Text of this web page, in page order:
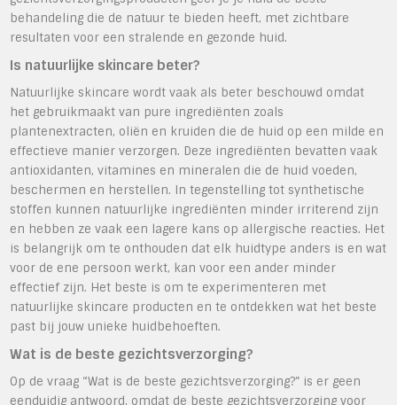
behandeling die de natuur te bieden heeft, met zichtbare
resultaten voor een stralende en gezonde huid.
Is natuurlijke skincare beter?
Natuurlijke skincare wordt vaak als beter beschouwd omdat
het gebruikmaakt van pure ingrediënten zoals
plantenextracten, oliën en kruiden die de huid op een milde en
effectieve manier verzorgen. Deze ingrediënten bevatten vaak
antioxidanten, vitamines en mineralen die de huid voeden,
beschermen en herstellen. In tegenstelling tot synthetische
stoffen kunnen natuurlijke ingrediënten minder irriterend zijn
en hebben ze vaak een lagere kans op allergische reacties. Het
is belangrijk om te onthouden dat elk huidtype anders is en wat
voor de ene persoon werkt, kan voor een ander minder
effectief zijn. Het beste is om te experimenteren met
natuurlijke skincare producten en te ontdekken wat het beste
past bij jouw unieke huidbehoeften.
Wat is de beste gezichtsverzorging?
Op de vraag “Wat is de beste gezichtsverzorging?” is er geen
eenduidig antwoord, omdat de beste gezichtsverzorging voor